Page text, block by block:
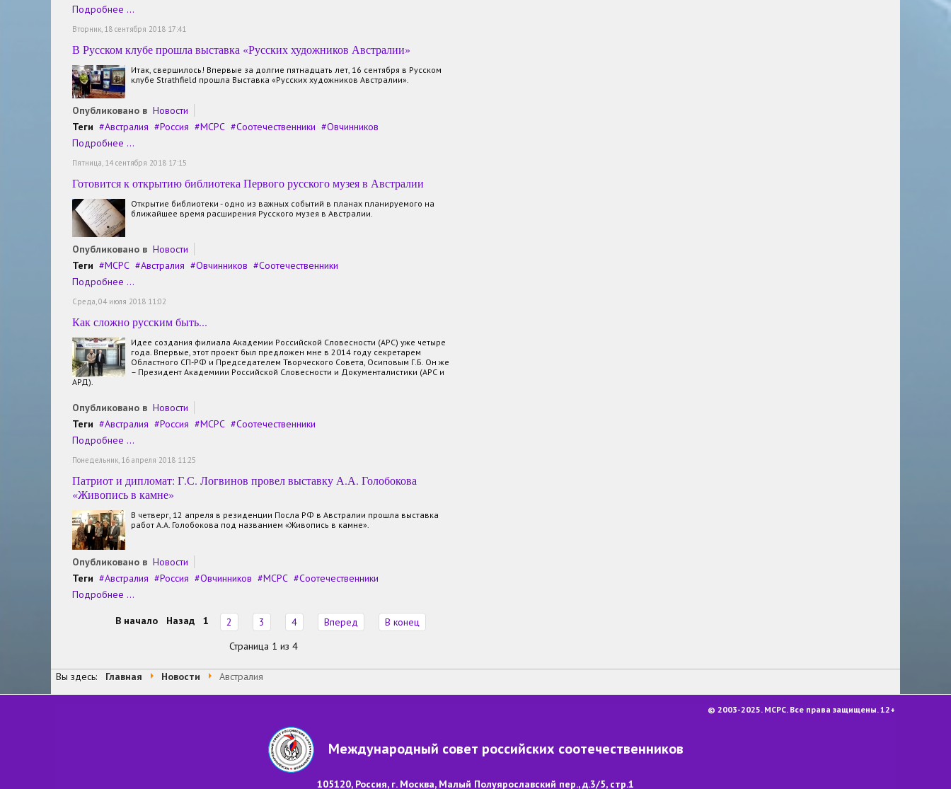
Подробнее ...
Вторник, 18 сентября 2018 17:41
В Русском клубе прошла выставка «Русских художников Австралии»
Итак, свершилось! Впервые за долгие пятнадцать лет, 16 сентября в Русском
клубе Strathfield прошла Выставка «Русских художников Австралии».
Опубликовано в Новости
Теги
Австралия Россия МСРС Соотечественники
Овчинников
Подробнее ...
Пятница, 14 сентября 2018 17:15
Готовится к открытию библиотека Первого русского музея в Австралии
Открытие библиотеки - одно из важных событий в планах планируемого на
ближайшее время расширения Русского музея в Австралии.
Опубликовано в Новости
Теги
МСРС Австралия Овчинников
Соотечественники
Подробнее ...
Среда, 04 июля 2018 11:02
Как сложно русским быть...
Идее создания филиала Академии Российской Словесности (АРС) уже четыре
года. Впервые, этот проект был предложен мне в 2014 году секретарем
Областного СП-РФ и Председателем Творческого Совета, Осиповым Г.Б. Он же
– Президент Академиии Российской Словесности и Документалистики (АРС и
АРД).
Опубликовано в Новости
Теги
Австралия Россия МСРС
Соотечественники
Подробнее ...
Понедельник, 16 апреля 2018 11:25
Патриот и дипломат: Г.С. Логвинов провел выставку А.А. Голобокова
«Живопись в камне»
В четверг, 12 апреля в резиденции Посла РФ в Австралии прошла выставка
работ А.А. Голобокова под названием «Живопись в камне».
Опубликовано в Новости
Теги
Австралия Россия Овчинников МСРС
Соотечественники
Подробнее ...
В начало Назад 1 2 3 4 Вперед
В конец
Страница 1 из 4
Вы здесь: Главная Новости Австралия
© 2003-2025. МСРС. Все права защищены. 12+
Международный совет российских соотечественников
105120, Россия, г. Москва, Малый Полуярославский пер., д.3/5, стр.1